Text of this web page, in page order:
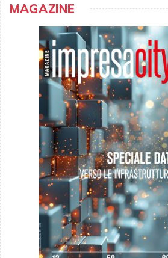
MAGAZINE